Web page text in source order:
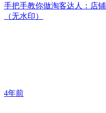
手把手教你做淘客达人：店
（无水印）
4年前